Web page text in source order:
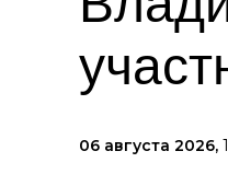
06 августа 2026,